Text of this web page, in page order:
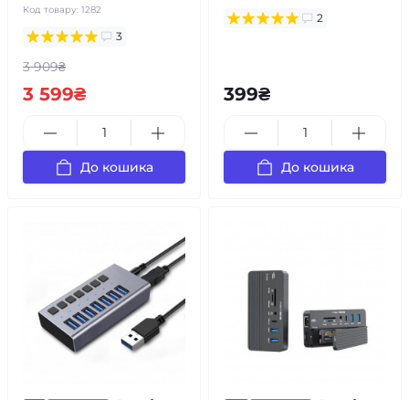
Код товару: 1282
3
3 909₴
3 599₴
До кошика
2
399₴
До кошика